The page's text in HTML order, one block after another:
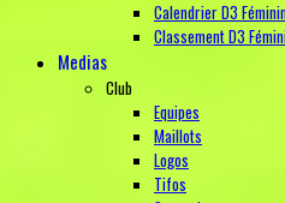
Calendrier D3
Classement D3
Medias
Club
Equipes
Maillots
Logos
Tifos